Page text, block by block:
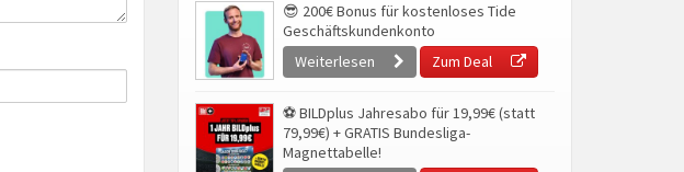
😎 200€ Bonus für kostenloses Tide
Geschäftskundenkonto
Weiterlesen
Zum Deal
⚽ BILDplus Jahresabo für 19,99€ (statt
79,99€) + GRATIS Bundesliga-
Magnettabelle!